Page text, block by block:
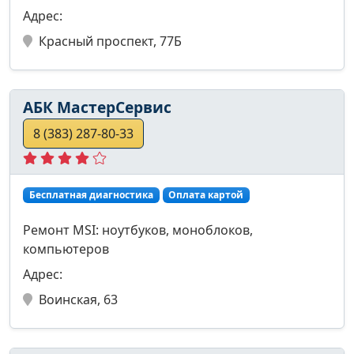
Адрес:
Красный проспект, 77Б
АБК МастерСервис
8 (383) 287-80-33
Бесплатная диагностика Оплата картой
Ремонт MSI: ноутбуков, моноблоков,
компьютеров
Адрес:
Воинская, 63